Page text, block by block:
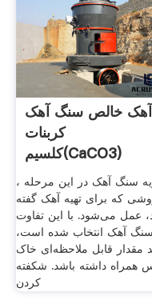
آهک خالص سنگ آهک
کربنات
کلسیم(CaCO3)
سنگ آهک در این مرحله ،
که برای تهیه آهک گفته
عمل می‌شود. با این تفاوت
آهک انتخاب شده است،
مقدار قابل ملاحظه‌ای خاک
همراه داشته باشد. شکفته
کردن